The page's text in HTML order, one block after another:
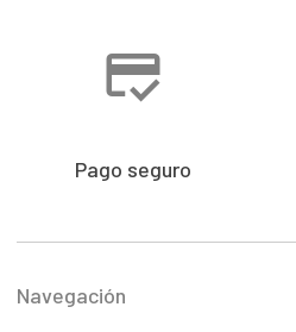
Pago seguro
Navegación